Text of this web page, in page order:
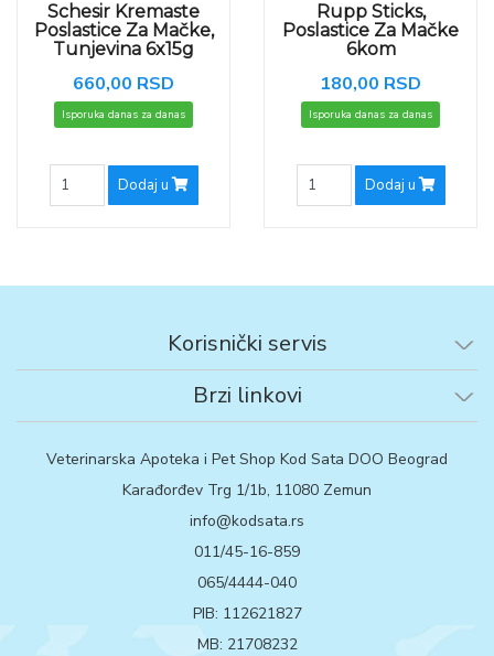
Schesir Kremaste
Poslastice Za Mačke,
Tunjevina 6x15g
660,00 RSD
Isporuka danas za danas
Dodaj u
Rupp Sticks,
Poslastice Za Mačke
6kom
180,00 RSD
Isporuka danas za danas
Dodaj u
Korisnički servis
Brzi linkovi
Veterinarska Apoteka i Pet Shop Kod Sata DOO Beograd
Karađorđev Trg 1/1b, 11080 Zemun
info@kodsata.rs
011/45-16-859
065/4444-040
PIB: 112621827
MB: 21708232